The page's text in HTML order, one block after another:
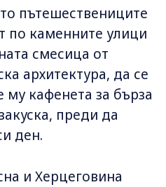
пътешествениците
по каменните улици
смесица от
архитектура, да се
му кафенета за бърза
преди да
ден.
и Херцеговина